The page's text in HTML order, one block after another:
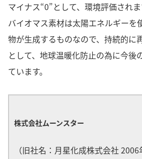
マイナス“0”として、環境評価されま
バイオマス素材は太陽エネルギーを
物が生成するものなので、持続的に
として、地球温暖化防止の為に今後
ています。
株式会社ムーンスター
（旧社名：月星化成株式会社